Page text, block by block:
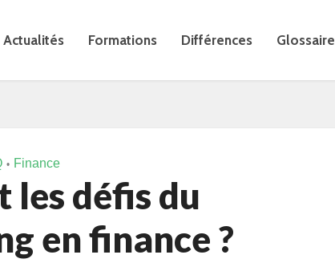
Actualités Formations Différences Glossaire
• Finance
les défis du
en finance ?